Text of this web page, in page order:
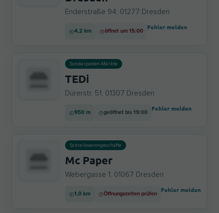
Enderstraße 94, 01277 Dresden
4,2 km öffnet um 15:00
Fehler melden
Sonderposten-Märkte
TEDi
Dürerstr. 51, 01307 Dresden
950 m geöffnet bis 19:00
Fehler melden
Schreibwarengeschäfte
Mc Paper
Webergasse 1, 01067 Dresden
1,0 km Öffnungszeiten prüfen
Fehler melden